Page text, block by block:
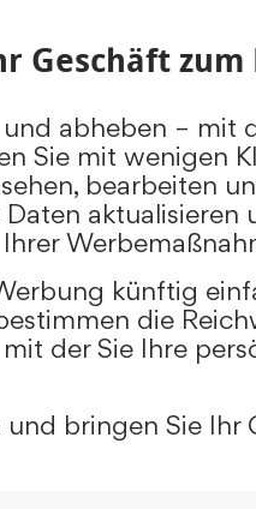
Geschäft zum
abheben – mit
Sie mit wenigen
bearbeiten
aktualisieren
künftig
die
der Sie Ihre
bringen Sie Ihr